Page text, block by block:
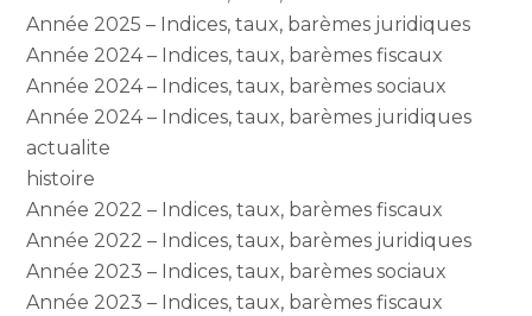
Année 2025 – Indices, taux, barèmes juridiques
Année 2024 – Indices, taux, barèmes fiscaux
Année 2024 – Indices, taux, barèmes sociaux
Année 2024 – Indices, taux, barèmes juridiques
actualite
histoire
Année 2022 – Indices, taux, barèmes fiscaux
Année 2022 – Indices, taux, barèmes juridiques
Année 2023 – Indices, taux, barèmes sociaux
Année 2023 – Indices, taux, barèmes fiscaux